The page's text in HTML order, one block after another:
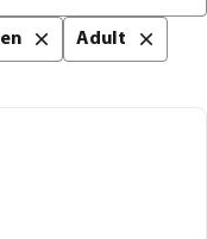
Adult